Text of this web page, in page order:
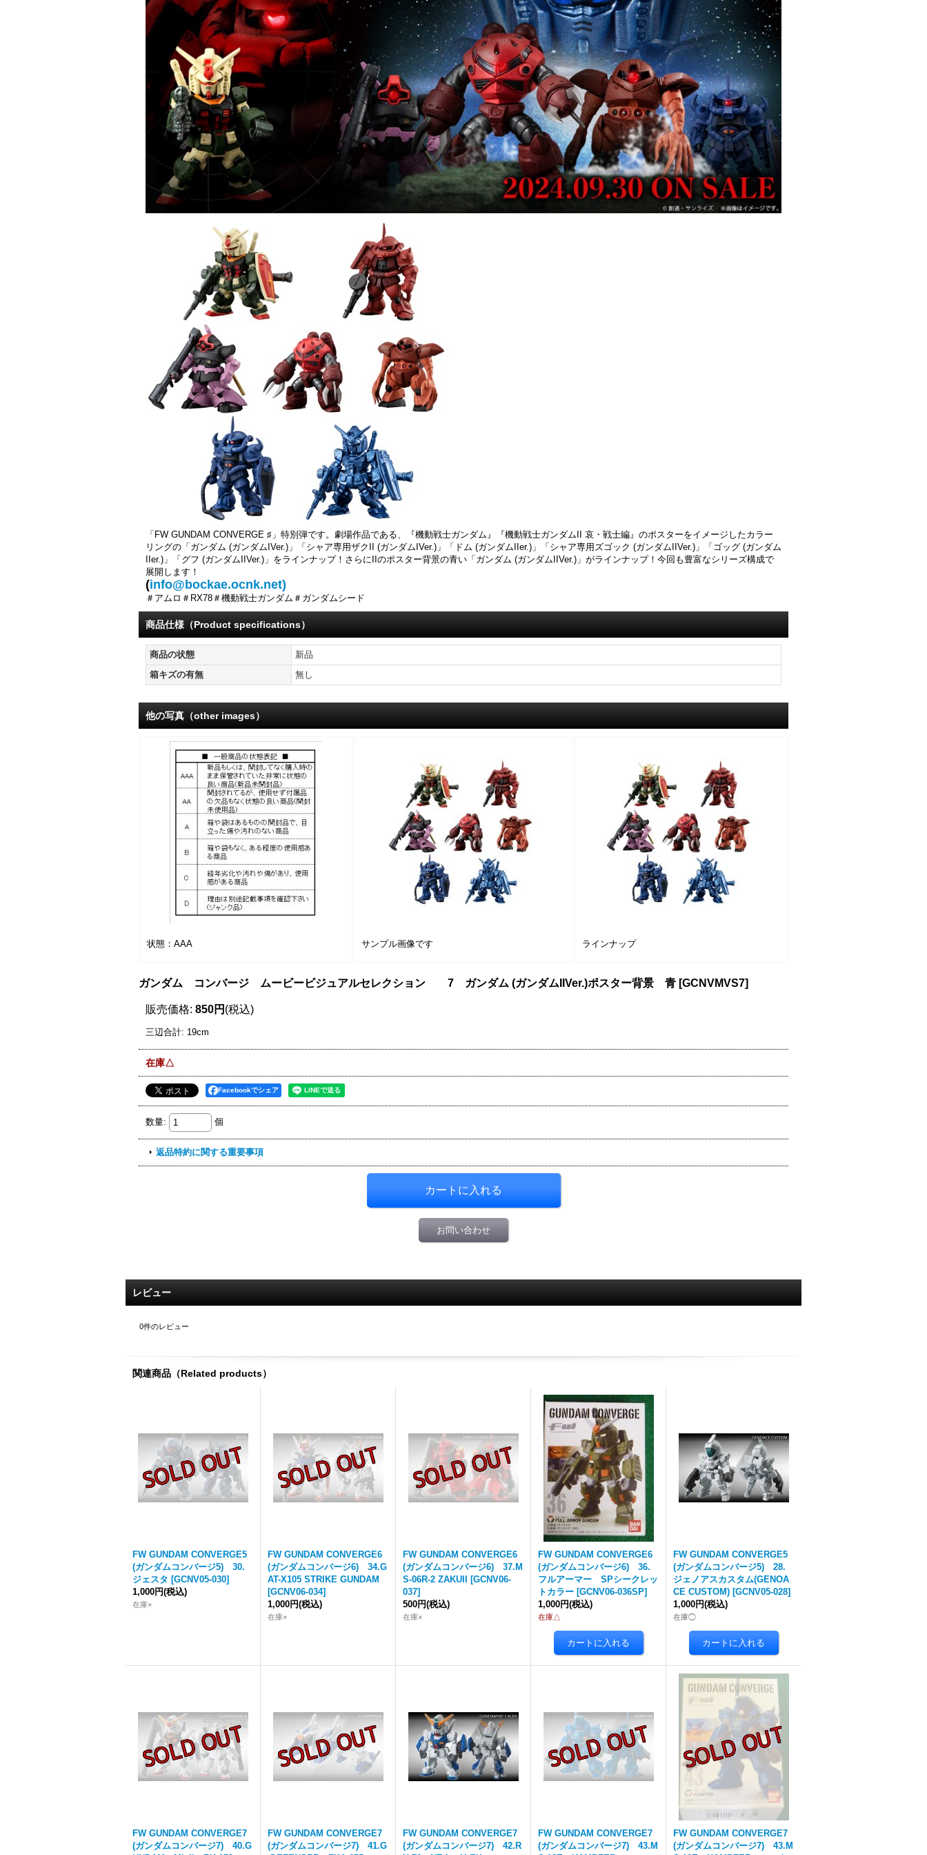
「FW GUNDAM CONVERGE ♯」特別弾です。 劇場作品である、『機動戦士ガンダム』『機動戦士ガンダムII 哀・戦士編』のポスターをイメージしたカラー
リングの「ガンダム (ガンダムIVer.)」「シャア専用ザクII (ガンダムIVer.)」「ドム (ガンダムIIer.)」「シャア専用ズゴック (ガンダムIIVer.)」「ゴッグ (ガンダム
IIer.)」「グフ (ガンダムIIVer.)」をラインナップ！ さらにIIのポスター背景の青い「ガンダム (ガンダムIIVer.)」がラインナップ！ 今回も豊富なシリーズ構成で
展開します！
(info@bockae.ocnk.net)
＃アムロ＃RX78＃機動戦士ガンダム＃ガンダムシード
商品仕様（Product specifications）
商品の状態
新品
箱キズの有無
無し
他の写真（other images）
状態：AAA サンプル画像です ラインナップ
ガンダム コンバージ ムービービジュアルセレクション 7 ガンダム (ガンダムIIVer.)ポスター背景 青 [GCNVMVS7]
販売価格: 850円 (税込)
三辺合計: 19cm
在庫△
Facebookでシェア
数量: 個
返品特約に関する重要事項
お問い合わせ
レビュー
0件のレビュー
関連商品（Related products）
FW GUNDAM CONVERGE5
(ガンダムコンバージ5) 30.
ジェスタ [GCNV05-030]
1,000円(税込)
在庫×
FW GUNDAM CONVERGE6
(ガンダムコンバージ6) 34.G
AT-X105 STRIKE GUNDAM
[GCNV06-034]
1,000円(税込)
在庫×
FW GUNDAM CONVERGE6
(ガンダムコンバージ6) 37.M
S-06R-2 ZAKUII [GCNV06-
037]
500円(税込)
在庫×
FW GUNDAM CONVERGE6
(ガンダムコンバージ6) 36.
フルアーマー SPシークレッ
トカラー [GCNV06-036SP]
1,000円(税込)
在庫△
FW GUNDAM CONVERGE5
(ガンダムコンバージ5) 28.
ジェノアスカスタム(GENOA
CE CUSTOM) [GCNV05-028]
1,000円(税込)
在庫◯
FW GUNDAM CONVERGE7
(ガンダムコンバージ7) 40.G
FW GUNDAM CONVERGE7
(ガンダムコンバージ7) 41.G
FW GUNDAM CONVERGE7
(ガンダムコンバージ7) 42.R
FW GUNDAM CONVERGE7
(ガンダムコンバージ7) 43.M
FW GUNDAM CONVERGE7
(ガンダムコンバージ7) 43.M